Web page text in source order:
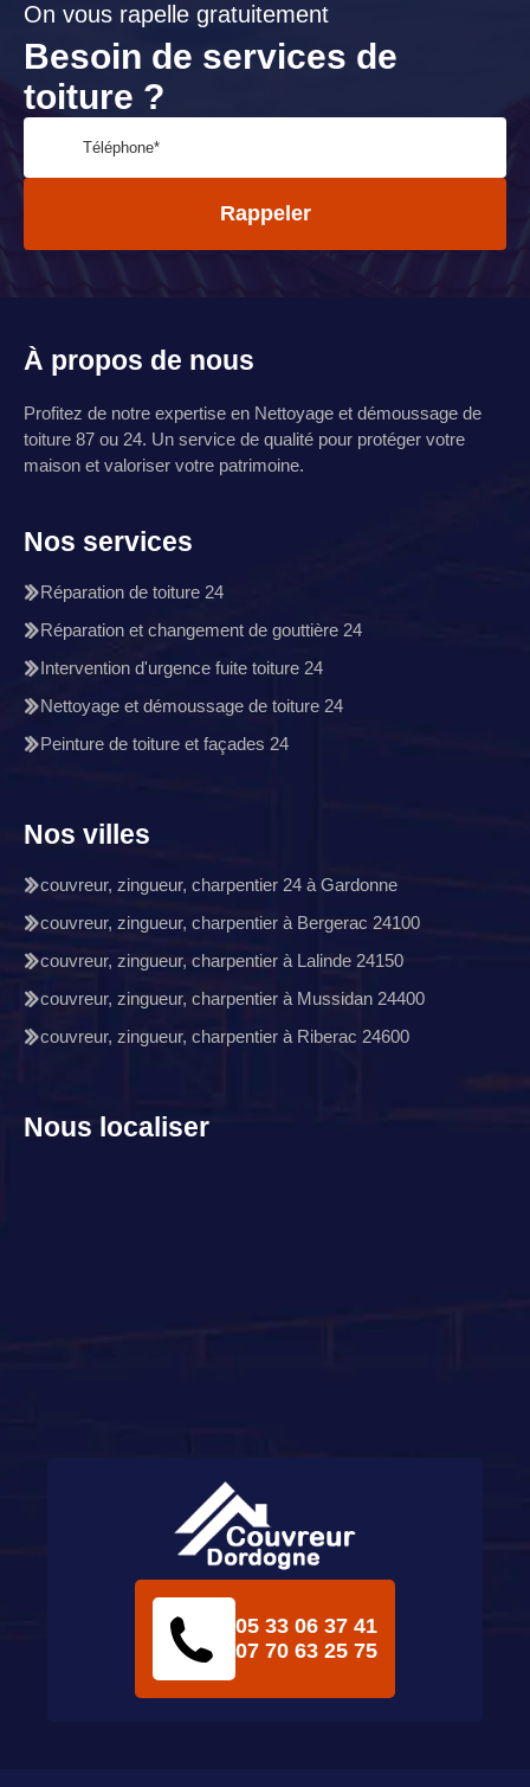
On vous rapelle gratuitement
Besoin de services de
toiture ?
À propos de nous
Profitez de notre expertise en Nettoyage et démoussage de
toiture 87 ou 24. Un service de qualité pour protéger votre
maison et valoriser votre patrimoine.
Nos services
Réparation de toiture 24
Réparation et changement de gouttière 24
Intervention d'urgence fuite toiture 24
Nettoyage et démoussage de toiture 24
Peinture de toiture et façades 24
Nos villes
couvreur, zingueur, charpentier 24 à Gardonne
couvreur, zingueur, charpentier à Bergerac 24100
couvreur, zingueur, charpentier à Lalinde 24150
couvreur, zingueur, charpentier à Mussidan 24400
couvreur, zingueur, charpentier à Riberac 24600
Nous localiser
05 33 06 37 41
07 70 63 25 75